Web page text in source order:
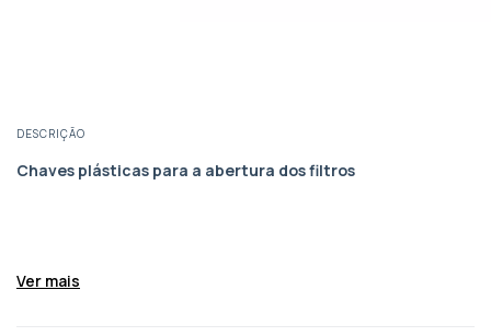
DESCRIÇÃO
Chaves plásticas para a abertura dos filtros
Ver mais